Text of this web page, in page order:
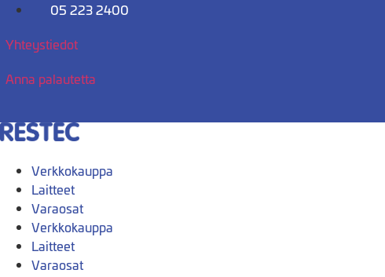
Mene
05 223 2400
Yhteystiedot
Anna palautetta
Verkkokauppa
Laitteet
Varaosat
Verkkokauppa
Laitteet
Varaosat